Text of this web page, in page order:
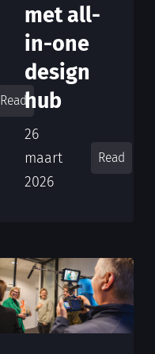
Read
met all-
in-one
design
hub
26
maart
2026
Read